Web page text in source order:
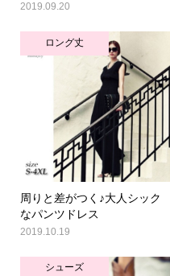
2019.09.20
ロング丈
周りと差がつく♪大人シック
なパンツドレス
2019.10.19
シューズ